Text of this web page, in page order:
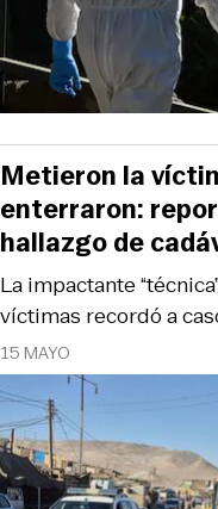
15 MAYO
La impactante
víctimas recordó a
Metieron la
enterraron:
hallazgo de